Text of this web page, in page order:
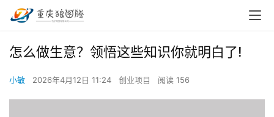
怎么做生意？领悟这些知识你就明白了!
小敏 2026年4月12日 11:24 创业项目 阅读 156